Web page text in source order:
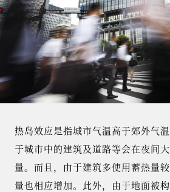
热岛效应是指城市气温高于郊外气
于城市中的建筑及道路等会在夜间
量。而且，由于建筑多使用蓄热量
量也相应增加。此外，由于地面被